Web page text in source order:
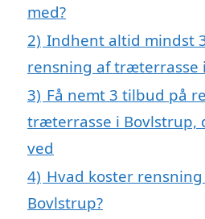
med?
2) Indhent altid mindst
rensning af træterrasse
3) Få nemt 3 tilbud på
træterrasse i Bovlstrup,
ved
4) Hvad koster
Bovlstrup?